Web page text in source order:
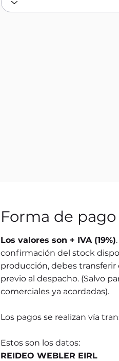
Forma de pago
Los valores son + IVA (19%)
confirmación del stock
producción, debes transferir
previo al despacho. (Salvo
comerciales ya acordadas).
Los pagos se realizan vía
Estos son los datos:
REIDEO WEBLER EIRL